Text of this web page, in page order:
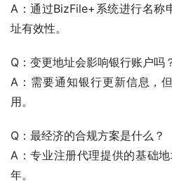
A：通过BizFile+系统进行名称
址有效性。
Q：变更地址会影响银行账户吗
A：需要通知银行更新信息，
用。
Q：最经济的合规方案是什么？
A：专业注册代理提供的基础
年。